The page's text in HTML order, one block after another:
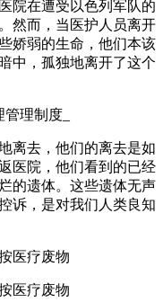
院在遭受以色列军队的
然而，当医护人员离开
娇弱的生命，他们本该
中，孤独地离开了这个
离去，他们的离去是如
医院，他们看到的已经
的遗体。这些遗体无声
诉，是对我们人类良知